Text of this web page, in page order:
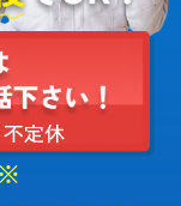
定休